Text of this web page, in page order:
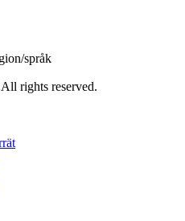
språk
rights reserved.